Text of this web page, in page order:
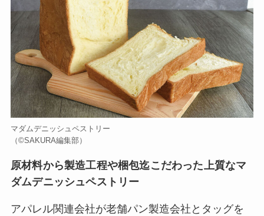
マダムデニッシュペストリー
（©️SAKURA編集部）
原材料から製造工程や梱包迄こだわった上質なマ
ダムデニッシュペストリー
アパレル関連会社が老舗パン製造会社とタッグを